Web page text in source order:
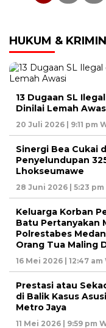
HUKUM &
13 Dugaan SL
Dinilai Lemah
20 Juli 2026 | 9:11 pm
Sinergi Bea Cukai
Penyelundupan
Lhokseumawe
28 Juni 2026 | 5:23 pm
Keluarga Korban
Batu Pertanyakan
Polrestabes
Orang Tua Maling
16 Mei 2026 | 12:47 am
Prestasi atau
di Balik Kasus
Metro Jaya
11 Mei 2026 | 9:59 pm